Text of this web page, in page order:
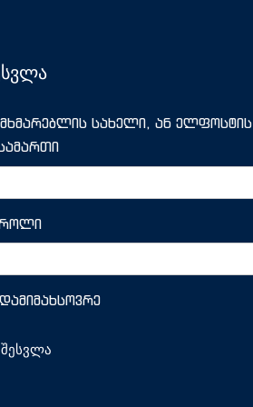
სახელი, ან ელფოსტის
დამიმახსოვრე
შესვლა